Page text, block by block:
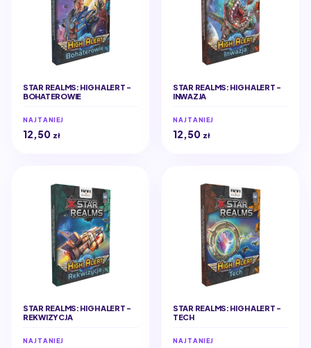
STAR REALMS: HIGH ALERT -
BOHATEROWIE
NAJTANIEJ
12,50 zł
STAR REALMS: HIGH ALERT -
INWAZJA
NAJTANIEJ
12,50 zł
STAR REALMS: HIGH ALERT -
REKWIZYCJA
NAJTANIEJ
STAR REALMS: HIGH ALERT -
TECH
NAJTANIEJ